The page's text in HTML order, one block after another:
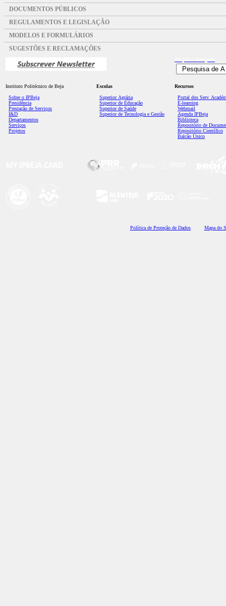
DOCUMENTOS PÚBLICOS
REGULAMENTOS E LEGISLAÇÃO
MODELOS E FORMULÁRIOS
SUGESTÕES E RECLAMAÇÕES
Instituto Politécnico de Beja
Sobre o IPBeja
Presidência
Prestação de Serviços
I&D
Departamentos
Serviços
Projetos
Escolas
Superior Agrária
Superior de Educação
Superior de Saúde
Superior de Tecnologia e Gestão
Recursos
Portal dos Serv.
E-learning
Webmail
Agenda IPBeja
Biblioteca
Repositório de
Repositório Científico
Balcão Único
Política de Proteção de Dados Mapa do